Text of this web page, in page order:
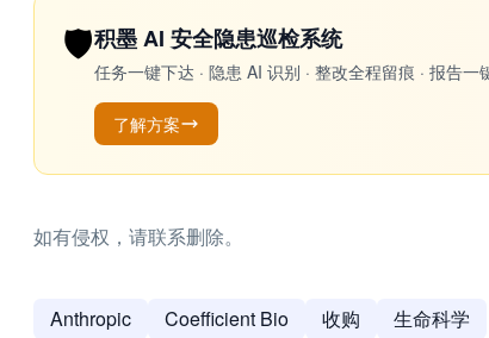
🛡️积墨 AI 安全隐患巡检系统
任务一键下达 · 隐患 AI 识别 · 整改全程留痕 · 报告
了解方案
如有侵权，请联系删除。
Anthropic Coefficient Bio 收购
生命科学